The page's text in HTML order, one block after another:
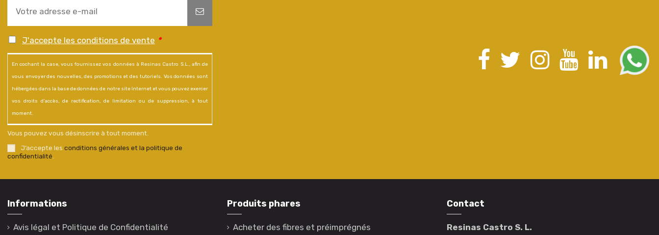
J'accepte les conditions de vente *
En cochant la case, vous fournissez vos données à Resinas Castro S.L., afin de
vous envoyer des nouvelles, des promotions et des tutoriels. Vos données sont
hébergées dans la base de données de notre site Internet et vous pouvez exercer
vos droits d'accès, de rectification, de limitation ou de suppression, à tout
moment.
Vous pouvez vous désinscrire à tout moment.
J’accepte les conditions générales et la politique de
confidentialité.
Informations
Avis légal et Politique de Confidentialité
Produits phares
Acheter des fibres et préimprégnés
Contact
Resinas Castro S. L.